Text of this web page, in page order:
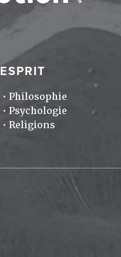
ESPRIT
Philosophie
Psychologie
Religions